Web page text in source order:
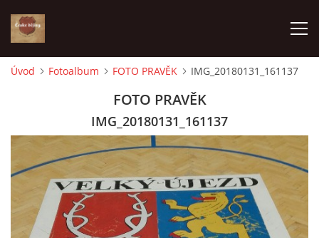
VÝBĚR PODLE VAŠICH POTŘEB
JAK VŠE PROBÍHÁ
ČESKÉ DĚJINY
Úvod Fotoalbum FOTO PRAVĚK IMG_20180131_161137
FOTO PRAVĚK
IMG_20180131_161137